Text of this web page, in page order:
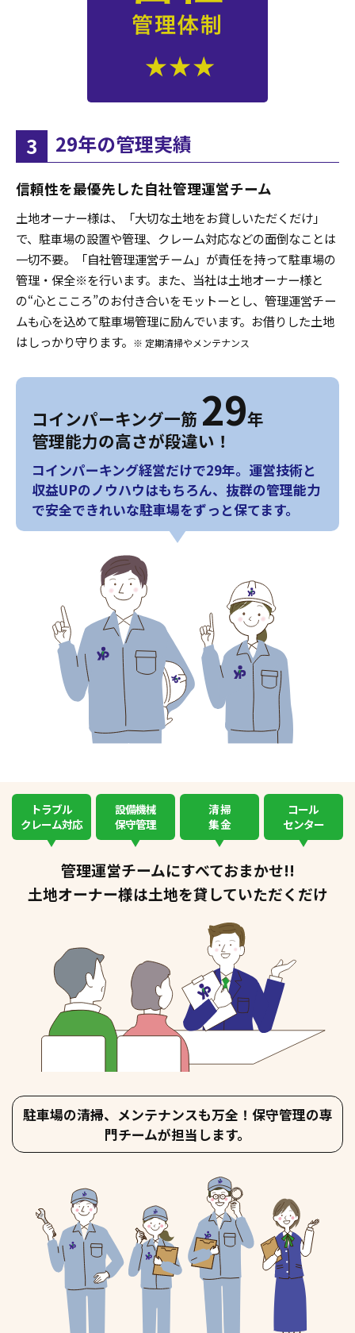
3 29年の管理実績
信頼性を最優先した自社管理運営チーム
土地オーナー様は、「大切な土地をお貸しいただくだけ」
で、駐車場の設置や管理、クレーム対応などの面倒なことは
一切不要。「自社管理運営チーム」が責任を持って駐車場の
管理・保全※を行います。また、当社は土地オーナー様と
の“心とこころ”のお付き合いをモットーとし、管理運営チー
ムも心を込めて駐車場管理に励んでいます。お借りした土地
はしっかり守ります。 ※ 定期清掃やメンテナンス
コインパーキング一筋 29年
管理能力の高さが段違い！
コインパーキング経営だけで29年。運営技術と
収益UPのノウハウはもちろん、抜群の管理能力
で安全できれいな駐車場をずっと保てます。
トラブル
クレーム対応
設備機械
保守管理
清 掃
集 金
コール
センター
管理運営チームにすべておまかせ!!
土地オーナー様は土地を貸していただくだけ
駐車場の清掃、メンテナンスも万全！保守管理の専
門チームが担当します。